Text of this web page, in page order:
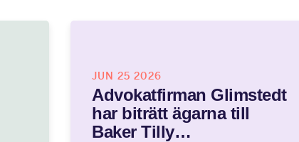
JUN 25 2026
Advokatfirman Glimstedt
har biträtt ägarna till
Baker Tilly…